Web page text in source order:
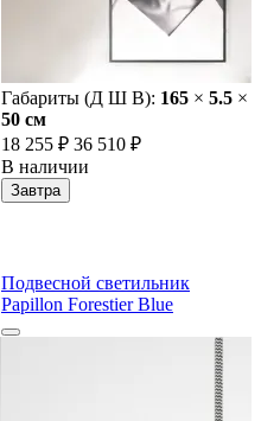
Габариты (Д Ш В): 165 × 5.5 ×
50 cм
18 255 ₽ 36 510 ₽
В наличии
Завтра
Подвесной светильник
Papillon Forestier Blue